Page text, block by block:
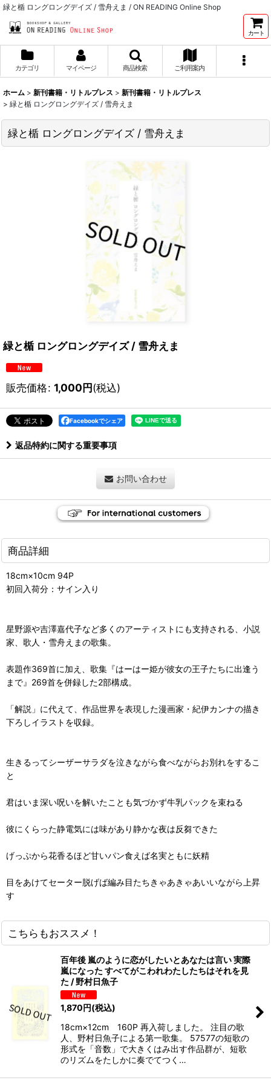
緑と楯 ロングロングデイズ / 雪舟えま / ON READING Online Shop
カート
カテゴリ マイページ 商品検索 ご利用案内
ホーム > 新刊書籍・リトルプレス > 新刊書籍・リトルプレス
> 緑と楯 ロングロングデイズ / 雪舟えま
緑と楯 ロングロングデイズ / 雪舟えま
緑と楯 ロングロングデイズ / 雪舟えま
販売価格: 1,000円(税込)
Facebookでシェア
返品特約に関する重要事項
お問い合わせ
商品詳細
18cm×10cm 94P
初回入荷分：サイン入り
星野源や吉澤嘉代子など多くのアーティストにも支持される、小説
家、歌人・雪舟えまの歌集。
表題作369首に加え、歌集『はーはー姫が彼女の王子たちに出逢う
まで』269首を併録した2部構成。
「解説」に代えて、作品世界を表現した漫画家・紀伊カンナの描き
下ろしイラストを収録。
生きるってシーザーサラダを泣きながら食べながらお別れをするこ
と
君はいま深い呪いを解いたことも気づかず牛乳パックを束ねる
彼にくらった静電気には味があり静かな夜は反芻できた
げっぷから花香るほど甘いパン食えば名実ともに妖精
目をあけてセーター脱げば編み目たちきゃあきゃあいいながら上昇
す
こちらもおススメ！
百年後 嵐のように恋がしたいとあなたは言い 実際
嵐になった すべてがこわれわたしたちはそれを見
た / 野村日魚子
1,870円(税込)
18cm×12cm 160P 再入荷しました。 注目の歌
人、野村日魚子による第一歌集。 57577の短歌の
形式を「音数」で大きくはみ出す作品群が、短歌
のリズムをたしかに奏でてつく…